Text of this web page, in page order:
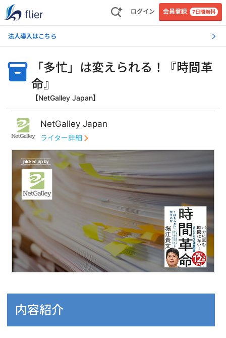
ログイン 会員登録 7日間無料
法人導入はこちら
「多忙」は変えられる！『時間革
命』
【NetGalley Japan】
NetGalley Japan
ライター詳細
内容紹介